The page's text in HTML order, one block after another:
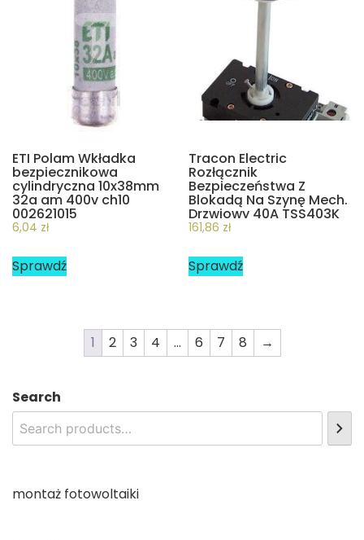
ETI Polam Wkładka
bezpiecznikowa
cylindryczna 10x38mm
32a am 400v ch10
002621015
6,04 zł
Sprawdź
Tracon Electric
Rozłącznik
Bezpieczeństwa Z
Blokadą Na Szynę Mech.
Drzwiowy 40A TSS403K
161,86 zł
Sprawdź
1 2 3 4 … 6 7 8 →
Search
montaż fotowoltaiki